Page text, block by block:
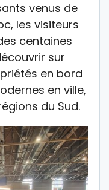
venus de
les visiteurs
centaines
sur
en bord
en ville,
du Sud.